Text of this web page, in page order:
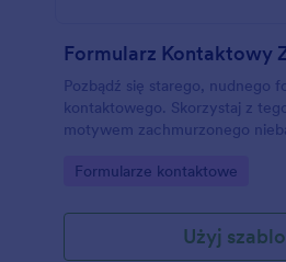
Pozbądź się starego, nudnego
kontaktowego. Skorzystaj z
motywem zachmurzonego
Go to Category:
Formularze kontaktowe
Użyj